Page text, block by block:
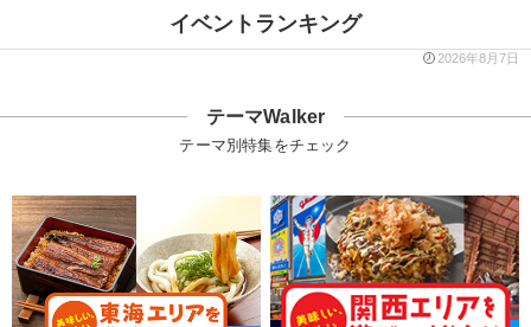
イベントランキング
2026年8月7日
テーマWalker
テーマ別特集をチェック